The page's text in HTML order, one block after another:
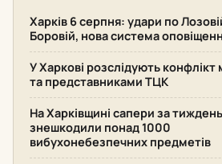
Харків 6 серпня: удари по
Боровій, нова система
У Харкові розслідують конфлікт
та представниками ТЦК
На Харківщині сапери за тиждень
знешкодили понад 1000
вибухонебезпечних предметів